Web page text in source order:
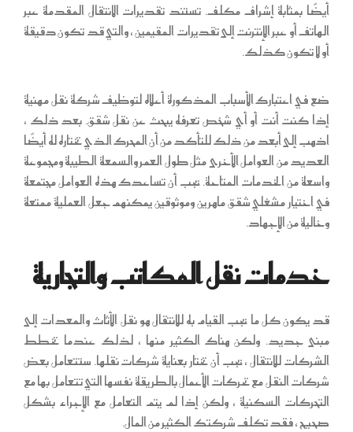
أيضًا بمثابة إشراف مكلف. تستند تقديرات الانتقال المقدمة عبر
الهاتف أو عبر الإنترنت إلى تقديرات المقيمين ، والتي قد تكون دقيقة
أو لا تكون كذلك.
ضع في اعتبارك الأسباب المذكورة أعلاه لتوظيف شركة نقل مهنية
إذا كنت أنت أو أي شخص تعرفه يبحث عن نقل شقق. بعد ذلك ،
اذهب إلى أبعد من ذلك للتأكد من أن المحرك الذي تختاره له أيضًا
العديد من العوامل الأخرى مثل طول العمر والسمعة الطيبة ومجموعة
واسعة من الخدمات المتاحة. يجب أن تساعدك هذه العوامل مجتمعة
في اختيار مشغلي شقق ماهرين وموثوقين يمكنهم جعل العملية ممتعة
وخالية من الإجهاد.
خدمات نقل المكاتب والتجارية
قد يكون كل ما يجب القيام به للانتقال هو نقل الأثاث والمعدات إلى
مبنى جديد. ولكن هناك الكثير منها ، لذلك عندما تخطط
الشركات للانتقال ، يجب أن تختار بعناية شركات نقلها. ستتعامل بعض
شركات النقل مع تحركات الأعمال بالطريقة نفسها التي تتعامل بها مع
التحركات السكنية ، ولكن إذا لم يتم التعامل مع الإجراء بشكل
صحيح ، فقد تكلف شركتك الكثير من المال.